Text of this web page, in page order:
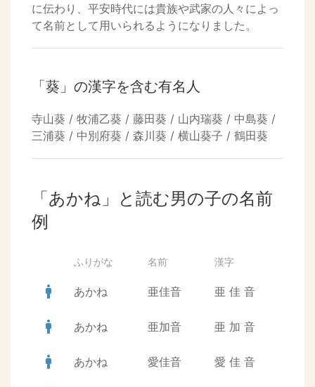
に伝わり、平安時代には貴族や武家の人々によっ
て名前として用いられるようになりました。
「葵」の漢字を含む有名人
寺山葵 / 牧浦乙葵 / 藤田葵 / 山内瑞葵 / 中島葵 /
三浦葵 / 中別府葵 / 森川葵 / 横山葵子 / 鶴田葵
「あかね」と読む男の子の名前
例
ふりがな 名前 漢字
man あかね 亜佳音 亜 佳 音
man あかね 亜加音 亜 加 音
man あかね 愛佳音 愛 佳 音